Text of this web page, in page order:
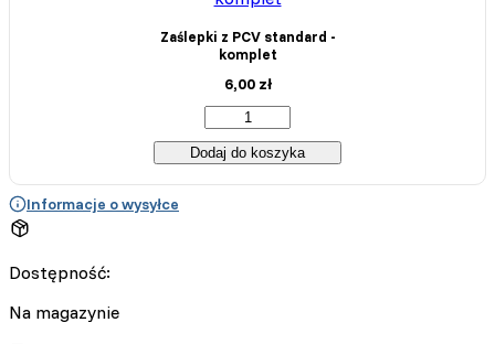
Zaślepki z PCV standard -
komplet
6,00 zł
Dodaj do koszyka
Informacje o wysyłce
Dostępność:
Na magazynie